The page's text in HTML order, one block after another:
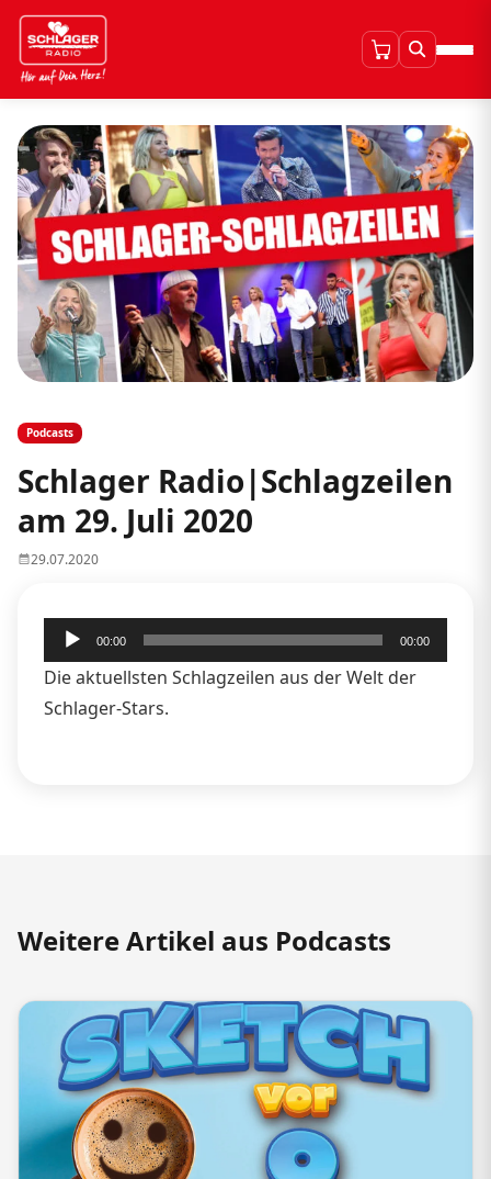
Podcasts
Schlager Radio|Schlagzeilen
am 29. Juli 2020
29.07.2020
Audio-
Player
00:00 00:00
Die aktuellsten Schlagzeilen aus der Welt der
Schlager-Stars.
Weitere Artikel aus Podcasts